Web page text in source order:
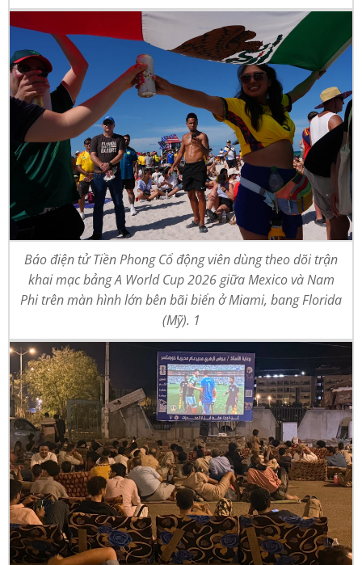
Báo điện tử Tiền Phong Cổ động viên dùng theo dõi trận
khai mạc bảng A World Cup 2026 giữa Mexico và Nam
Phi trên màn hình lớn bên bãi biển ở Miami, bang Florida
(Mỹ). 1